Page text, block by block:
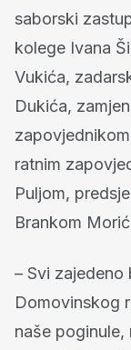
saborski
kolege Ivana
Vukića,
Dukića,
ratnim
Puljom,
Brankom
– Svi zajedeno
Domovinskog
naše poginule,